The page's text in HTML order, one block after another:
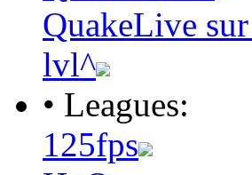
QuakeLive
lvl^
• Leagues:
125fps